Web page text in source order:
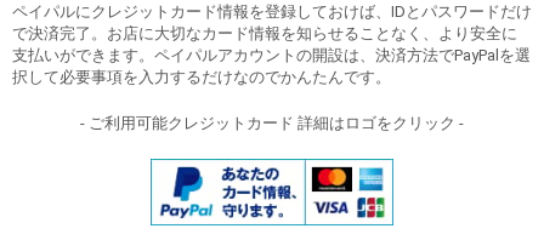
ペイパルにクレジットカード情報を登録しておけば、IDとパスワードだけ
で決済完了。お店に大切なカード情報を知らせることなく、より安全に
支払いができます。ペイパルアカウントの開設は、決済方法でPayPalを選
択して必要事項を入力するだけなのでかんたんです。
- ご利用可能クレジットカード 詳細はロゴをクリック -